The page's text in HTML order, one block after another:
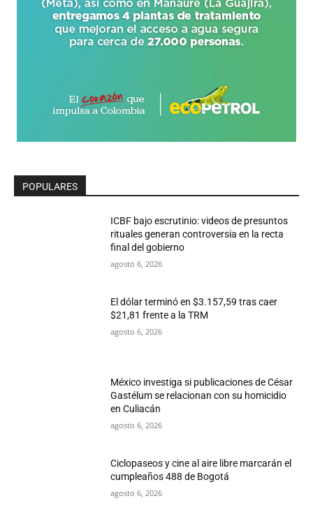
POPULARES
ICBF bajo escrutinio: videos de presuntos
rituales generan controversia en la recta
final del gobierno
agosto 6, 2026
El dólar terminó en $3.157,59 tras caer
$21,81 frente a la TRM
agosto 6, 2026
México investiga si publicaciones de César
Gastélum se relacionan con su homicidio
en Culiacán
agosto 6, 2026
Ciclopaseos y cine al aire libre marcarán el
cumpleaños 488 de Bogotá
agosto 6, 2026